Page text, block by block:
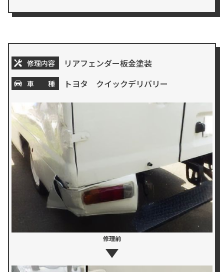
修理内容 リアフェンダー板金塗装
車 種 トヨタ クイックデリバリー
修理前